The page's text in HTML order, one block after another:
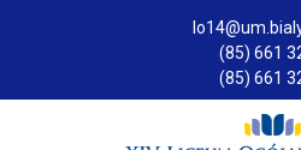
(85) 661
(85) 661